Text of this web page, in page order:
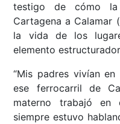
testigo de cómo la
Cartagena a Calamar
la vida de los
elemento
“Mis padres vivían
ese ferrocarril de
materno trabajó
siempre estuvo